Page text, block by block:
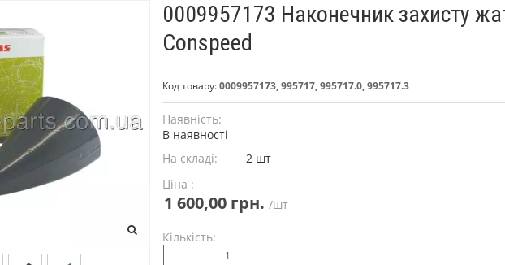
0009957173 Наконечник захисту
Conspeed
Код товару:0009957173, 995717, 995717.0, 995717.3
Наявність:
В наявності
На складі:
2 шт
Ціна :
1 600,00 грн. /шт
Кількість: